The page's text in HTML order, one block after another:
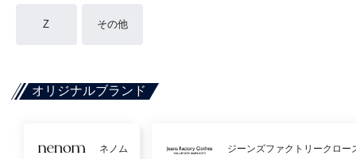
Z その他
オリジナルブランド
ネノム ジーンズファクトリークロー